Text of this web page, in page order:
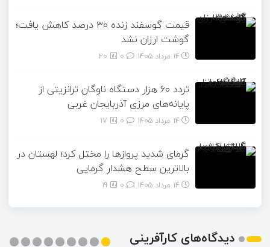
قیمت گوسفند زنده ۳۰ درصد کاهش یافت؛
گوشت ارزان نشد
14 مرداد 1405 20
تردد ۶۰ هزار دستگاه ناوگان ترانزیتی از
پایانه‌های مرزی آذربایجان ‌غربی
14 مرداد 1405 17
گرمای شدید پروازها را مختل کرد؛ لهستان در
بالاترین سطح هشدار گرمایی
14 مرداد 1405 19
دیدگاه‌های کارآفرینی